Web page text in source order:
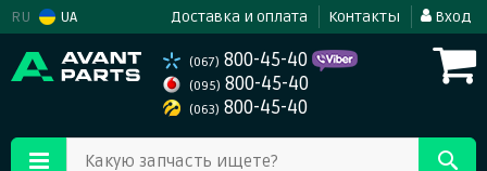
RU UA Доставка и оплата Контакты Вход
(067) 800-45-40
(095) 800-45-40
(063) 800-45-40
Какую запчасть ищете?